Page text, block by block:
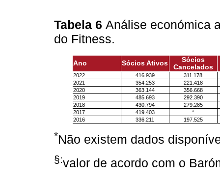
Tabela 6 Análise económica
do Fitness.
Ano Sócios Ativos
Sócios
Cancelados
2022 416.939
311.178
2021
354.253
221.418
2020
363.144
356.668
2019
485.693
292.390
2018
430.794
279.285
2017
419.403
*
2016
336.211 197.525
*Não existem dados
§:valor de acordo com o